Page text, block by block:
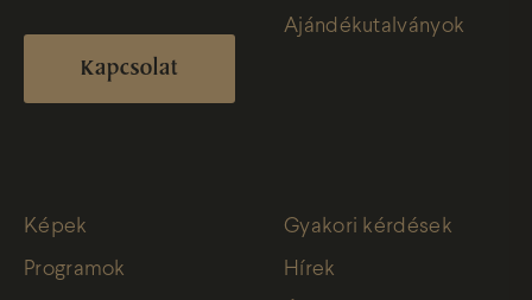
Kapcsolat
Ajándékutalványok
Képek
Programok
Gyakori kérdések
Hírek